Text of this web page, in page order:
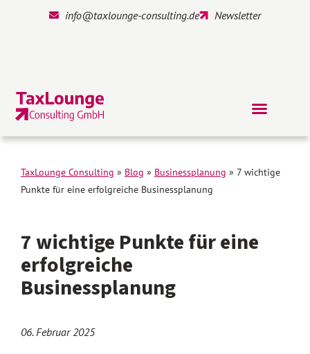
info@taxlounge-consulting.de Newsletter
TaxLounge Consulting » Blog » Businessplanung » 7 wichtige
Punkte für eine erfolgreiche Businessplanung
7 wichtige Punkte für eine
erfolgreiche
Businessplanung
06. Februar 2025